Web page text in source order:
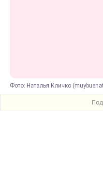
Фото: Наталья Кличко